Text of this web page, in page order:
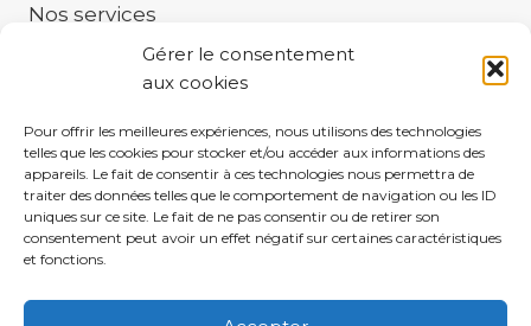
Gérer le consentement
aux cookies
Pour offrir les meilleures expériences, nous utilisons des technologies
telles que les cookies pour stocker et/ou accéder aux informations des
appareils. Le fait de consentir à ces technologies nous permettra de
traiter des données telles que le comportement de navigation ou les ID
uniques sur ce site. Le fait de ne pas consentir ou de retirer son
consentement peut avoir un effet négatif sur certaines caractéristiques
et fonctions.
Nos services
Nettoyage de conduits
Nettoyage de tapis
Nettoyage de matelas
Grand ménage
Termes et conditions